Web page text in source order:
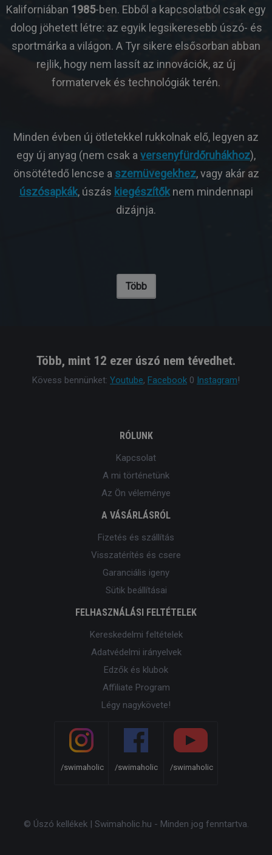
Kaliforniában 1985-ben. Ebből a kapcsolatból csak egy
dolog jöhetett létre: az egyik legsikeresebb úszó- és
sportmárka a világon. A Tyr sikere elsősorban abban
rejlik, hogy nem lassít az innovációk, az új
formatervek és technológiák terén.
Minden évben új ötletekkel rukkolnak elő, legyen az
egy új anyag (nem csak a versenyfürdőruhákhoz),
önsötétedő lencse a szemüvegekhez, vagy akár az
úszósapkák, úszás kiegészítőknem mindennapi
dizájnja.
Több
Több, mint 12 ezer úszó nem tévedhet.
Kövess bennünket: Youtube, Facebook 0 Instagram!
RÓLUNK
Kapcsolat
A mi történetünk
Az Ön véleménye
A VÁSÁRLÁSRÓL
Fizetés és szállítás
Visszatérítés és csere
Garanciális igeny
Sütik beállításai
FELHASZNÁLÁSI FELTÉTELEK
Kereskedelmi feltételek
Adatvédelmi irányelvek
Edzők és klubok
Affiliate Program
Légy nagykövete!
/swimaholic /swimaholic /swimaholic
© Úszó kellékek | Swimaholic.hu - Minden jog fenntartva.